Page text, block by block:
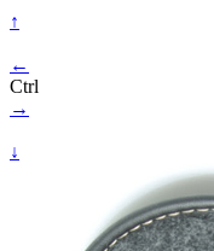
↑
←
Ctrl
→
↓